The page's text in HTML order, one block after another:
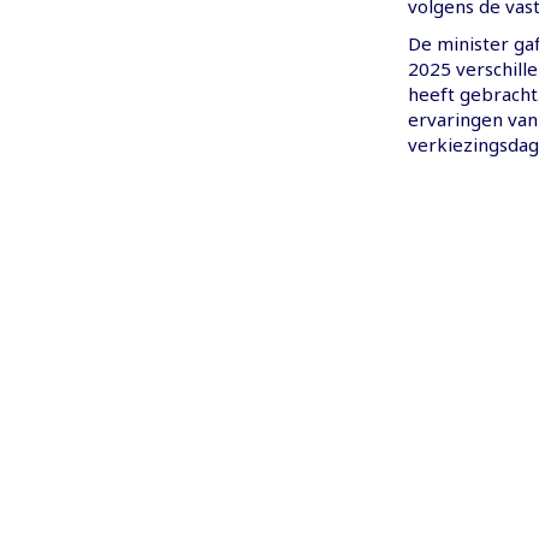
volgens de
De minister
2025
heeft
ervaringen